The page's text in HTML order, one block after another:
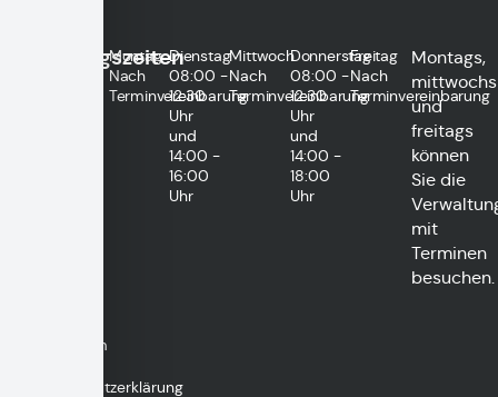
Öffnungszeiten
Montag
Nach
Terminvereinbarung
Dienstag
08:00 -
12:30
Uhr
und
14:00 -
16:00
Uhr
Mittwoch
Nach
Terminvereinbarung
Donnerstag
08:00 -
12:30
Uhr
und
14:00 -
18:00
Uhr
Freitag
Nach
Terminvereinbarung
Montags,
mittwochs
und
freitags
können
Sie die
mit
Terminen
besuchen.
Impressum
Datenschutzerklärung